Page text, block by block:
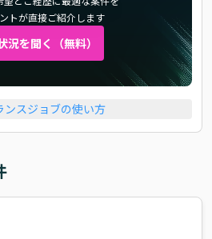
トが直接ご紹介します
況を聞く（無料）
ンスジョブの使い方